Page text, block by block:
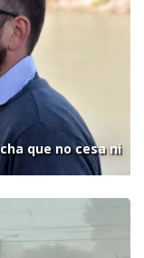
que no cesa ni